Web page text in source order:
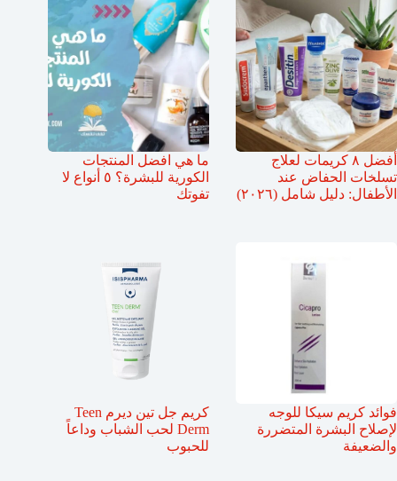
أفضل ٨ كريمات لعلاج
تسلخات الحفاض عند
الأطفال: دليل شامل (٢٠٢٦)
ما هي افضل المنتجات
الكورية للبشرة؟ ٥ أنواع لا
تفوتك
فوائد كريم سيكا للوجه
لإصلاح البشرة المتضررة
والضعيفة
كريم جل تين ديرم Teen
Derm لحب الشباب وداعاً
للحبوب